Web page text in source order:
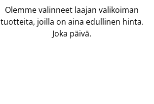
Olemme valinneet laajan valikoiman
tuotteita, joilla on aina edullinen hinta.
Joka päivä.